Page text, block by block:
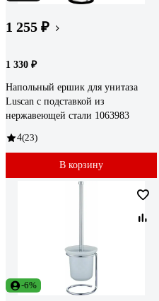
1 255 ₽
1 330 ₽
Напольный ершик для унитаза
Luscan с подставкой из
нержавеющей стали 1063983
4(23)
В корзину
-6%